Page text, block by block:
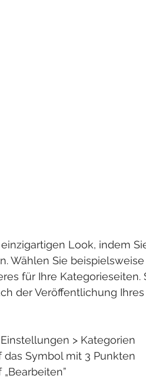
Look, indem
Wählen Sie
für Ihre
der Veröffentlichung Ihres
> Kategorien
das Symbol mit 3 Punkten